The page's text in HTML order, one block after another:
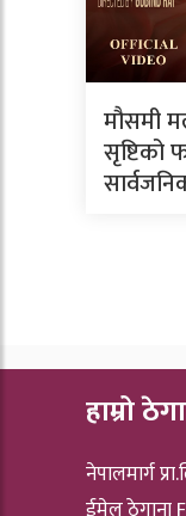
मौसमी
सृष्टिको
हाम्रो
नेपालमार्ग